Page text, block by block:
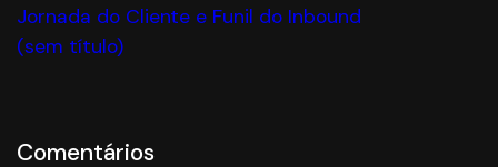
Jornada do Cliente e Funil do Inbound
(sem título)
Comentários